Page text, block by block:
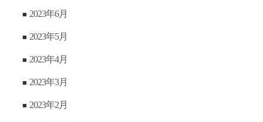
2023年6月
2023年5月
2023年4月
2023年3月
2023年2月